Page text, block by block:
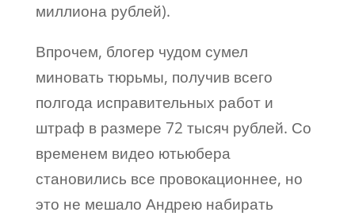
миллиона рублей).
Впрочем, блогер чудом сумел
миновать тюрьмы, получив всего
полгода исправительных работ и
штраф в размере 72 тысяч рублей. Со
временем видео ютьюбера
становились все провокационнее, но
это не мешало Андрею набирать